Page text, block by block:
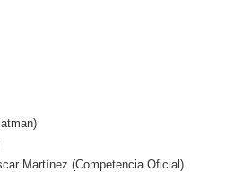
Martínez (Competencia Oficial)